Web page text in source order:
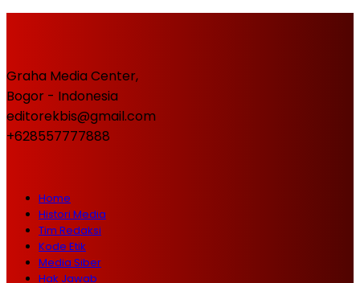
Graha Media Center,
Bogor - Indonesia
editorekbis@gmail.com
+628557777888
Home
Histori Media
Tim Redaksi
Kode Etik
Media Siber
Hak Jawab